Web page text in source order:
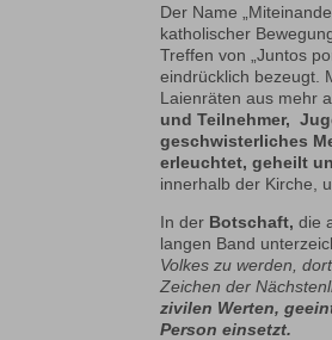
Der Name
katholischer
Treffen von „Juntos
eindrücklich bezeugt.
Laienräten aus mehr
und Teilnehmer,
geschwisterliches
erleuchtet, geheilt
innerhalb der Kirche,
In der Botschaft, die
langen Band
Volkes zu werden,
Zeichen der
zivilen Werten,
Person einsetzt.